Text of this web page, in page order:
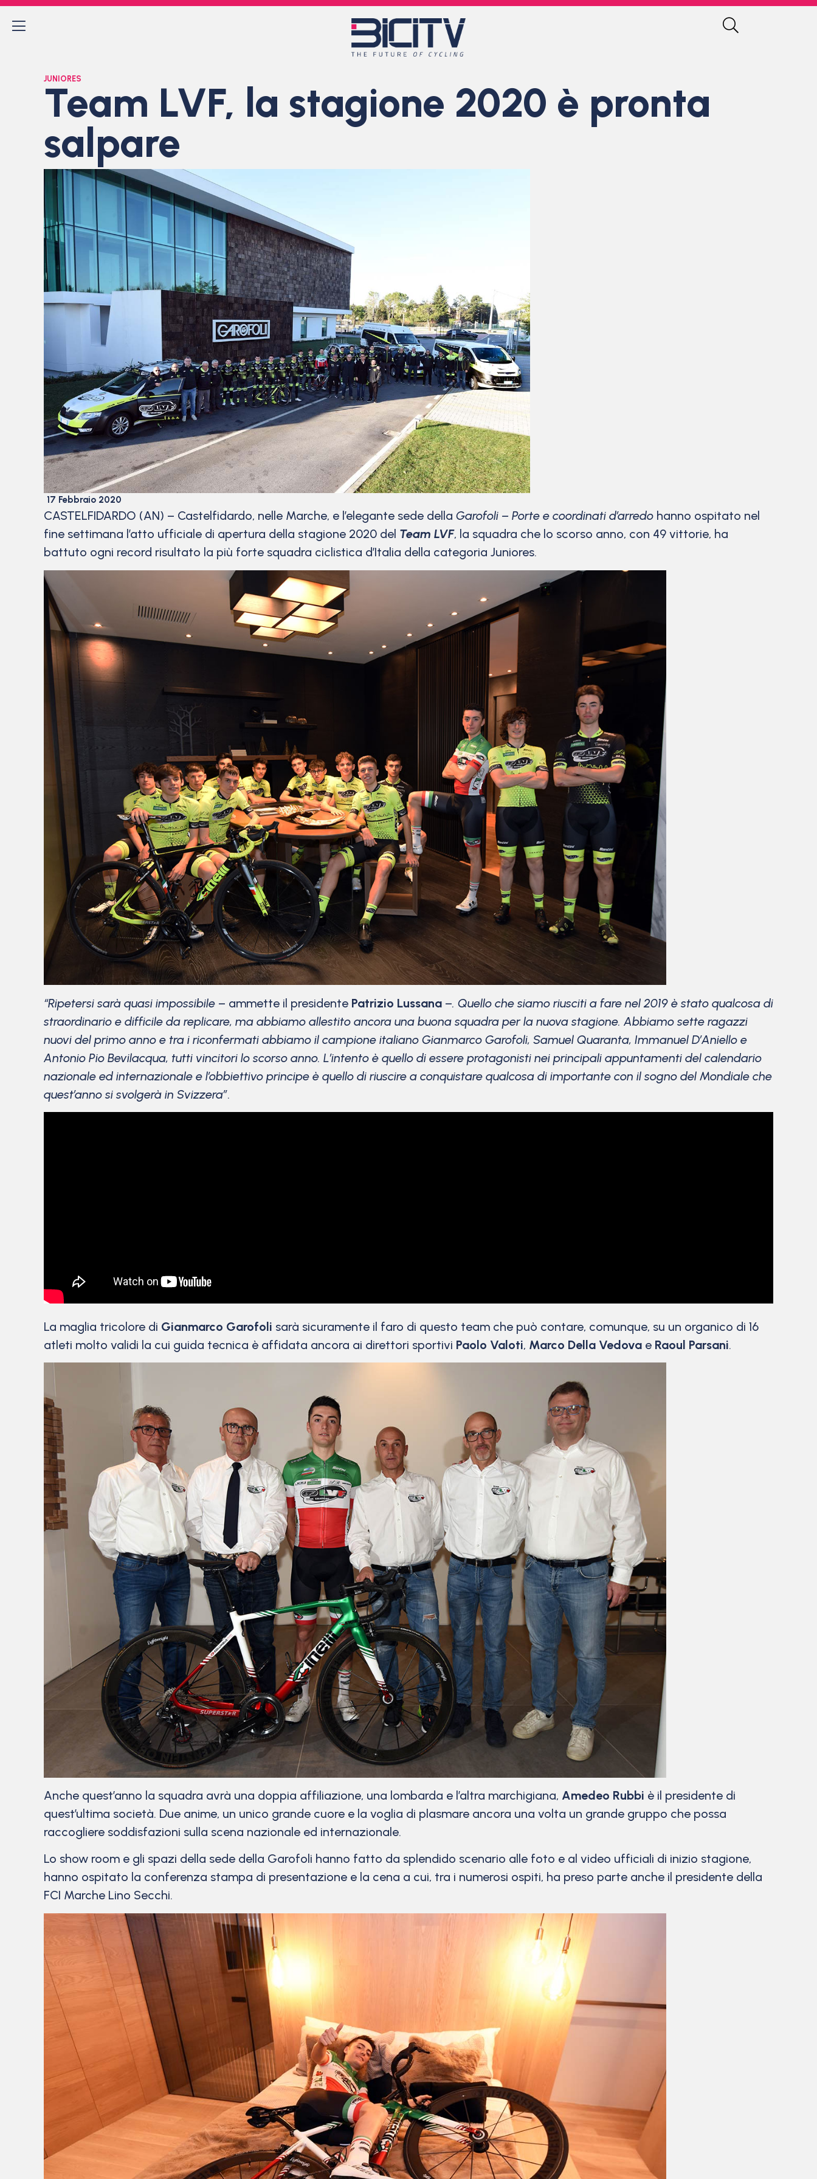
JUNIORES
Team LVF, la stagione 2020 è pronta
salpare
17 Febbraio 2020
CASTELFIDARDO (AN) – Castelfidardo, nelle Marche, e l’elegante sede della Garofoli – Porte e coordinati d’arredo hanno ospitato nel
fine settimana l’atto ufficiale di apertura della stagione 2020 del Team LVF, la squadra che lo scorso anno, con 49 vittorie, ha
battuto ogni record risultato la più forte squadra ciclistica d’Italia della categoria Juniores.
“Ripetersi sarà quasi impossibile – ammette il presidente Patrizio Lussana –. Quello che siamo riusciti a fare nel 2019 è stato qualcosa di
straordinario e difficile da replicare, ma abbiamo allestito ancora una buona squadra per la nuova stagione. Abbiamo sette ragazzi
nuovi del primo anno e tra i riconfermati abbiamo il campione italiano Gianmarco Garofoli, Samuel Quaranta, Immanuel D’Aniello e
Antonio Pio Bevilacqua, tutti vincitori lo scorso anno. L’intento è quello di essere protagonisti nei principali appuntamenti del calendario
nazionale ed internazionale e l’obbiettivo principe è quello di riuscire a conquistare qualcosa di importante con il sogno del Mondiale che
quest’anno si svolgerà in Svizzera”.
La maglia tricolore di Gianmarco Garofoli sarà sicuramente il faro di questo team che può contare, comunque, su un organico di 16
atleti molto validi la cui guida tecnica è affidata ancora ai direttori sportivi Paolo Valoti, Marco Della Vedova e Raoul Parsani.
Anche quest’anno la squadra avrà una doppia affiliazione, una lombarda e l’altra marchigiana, Amedeo Rubbi è il presidente di
quest’ultima società. Due anime, un unico grande cuore e la voglia di plasmare ancora una volta un grande gruppo che possa
raccogliere soddisfazioni sulla scena nazionale ed internazionale.
Lo show room e gli spazi della sede della Garofoli hanno fatto da splendido scenario alle foto e al video ufficiali di inizio stagione,
hanno ospitato la conferenza stampa di presentazione e la cena a cui, tra i numerosi ospiti, ha preso parte anche il presidente della
FCI Marche Lino Secchi.